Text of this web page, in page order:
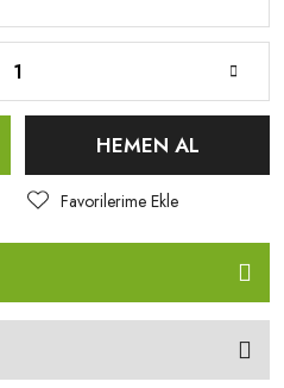
HEMEN AL